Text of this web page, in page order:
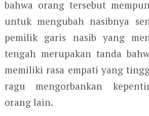
bahwa orang tersebut
untuk mengubah nasibnya
pemilik garis nasib yang
tengah merupakan tanda
memiliki rasa empati yang
ragu mengorbankan
orang lain.